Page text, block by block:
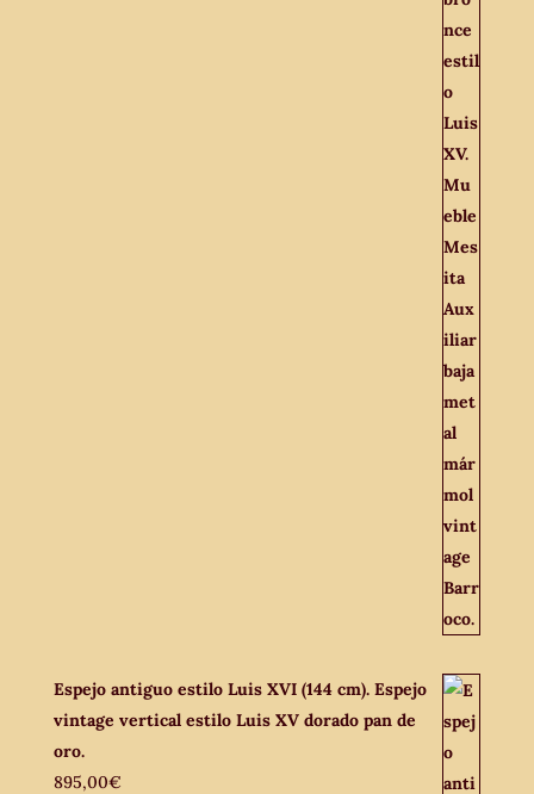
Espejo antiguo estilo Luis XVI (144 cm). Espejo
vintage vertical estilo Luis XV dorado pan de
oro.
895,00€